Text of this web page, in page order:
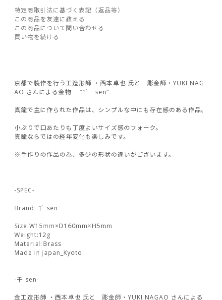
特定商取引法に基づく表記（返品等）
この商品を友達に教える
この商品について問い合わせる
買い物を続ける
京都で製作を行う工造形師 ・西本卓也 氏と 彫金師・YUKI NAG
AO さんによる金物 “千 sen”
真鍮で主に作られた作品は、シンプルな中にも存在感のある作品。
小ぶりで口あたりも丁度よいサイズ感のフォーク。
真鍮ならではの経年変化も楽しみです。
※手作りの作品の為、多少の形状の違いがございます。
-SPEC-
Brand: 千 sen
Size:W15mm×D160mm×H5mm
Weight:12g
Material:Brass
Made in japan_Kyoto
-千 sen-
金工造形師 ・西本卓也 氏と 彫金師・YUKI NAGAO さんによる